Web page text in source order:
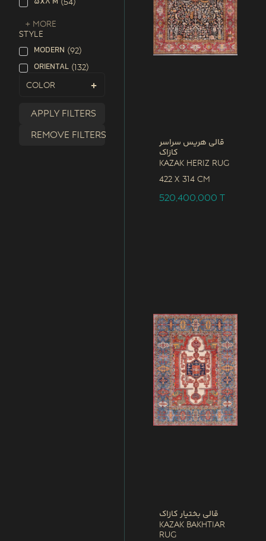
+ More
STYLE
MODERN (92)
ORIENTAL (132)
Color
Apply filters
Remove filters
قالی هریس سراسر
کازاک
Kazak Heriz Rug
422 x 314 CM
520,400,000T
قالی بختیار کازاک
Kazak Bakhtiar
Rug